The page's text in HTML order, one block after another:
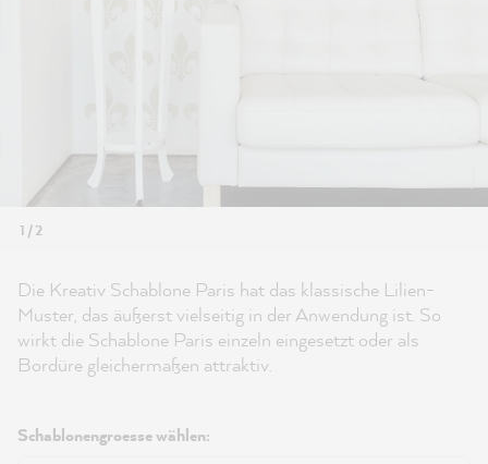
1 / 2
Die Kreativ Schablone Paris hat das klassische Lilien-
Muster, das äußerst vielseitig in der Anwendung ist. So
wirkt die Schablone Paris einzeln eingesetzt oder als
Bordüre gleichermaßen attraktiv.
Schablonengroesse wählen: